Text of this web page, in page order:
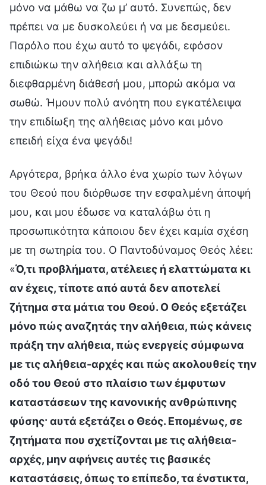
μόνο να μάθω να ζω μ’ αυτό. Συνεπώς, δεν
πρέπει να με δυσκολεύει ή να με δεσμεύει.
Παρόλο που έχω αυτό το ψεγάδι, εφόσον
επιδιώκω την αλήθεια και αλλάξω τη
διεφθαρμένη διάθεσή μου, μπορώ ακόμα να
σωθώ. Ήμουν πολύ ανόητη που εγκατέλειψα
την επιδίωξη της αλήθειας μόνο και μόνο
επειδή είχα ένα ψεγάδι!
Αργότερα, βρήκα άλλο ένα χωρίο των λόγων
του Θεού που διόρθωσε την εσφαλμένη άποψή
μου, και μου έδωσε να καταλάβω ότι η
προσωπικότητα κάποιου δεν έχει καμία σχέση
με τη σωτηρία του. Ο Παντοδύναμος Θεός λέει:
«Ό,τι προβλήματα, ατέλειες ή ελαττώματα κι
αν έχεις, τίποτε από αυτά δεν αποτελεί
ζήτημα στα μάτια του Θεού. Ο Θεός εξετάζει
μόνο πώς αναζητάς την αλήθεια, πώς κάνεις
πράξη την αλήθεια, πώς ενεργείς σύμφωνα
με τις αλήθεια-αρχές και πώς ακολουθείς την
οδό του Θεού στο πλαίσιο των έμφυτων
καταστάσεων της κανονικής ανθρώπινης
φύσης· αυτά εξετάζει ο Θεός. Επομένως, σε
ζητήματα που σχετίζονται με τις αλήθεια-
αρχές, μην αφήνεις αυτές τις βασικές
καταστάσεις, όπως το επίπεδο, τα ένστικτα,